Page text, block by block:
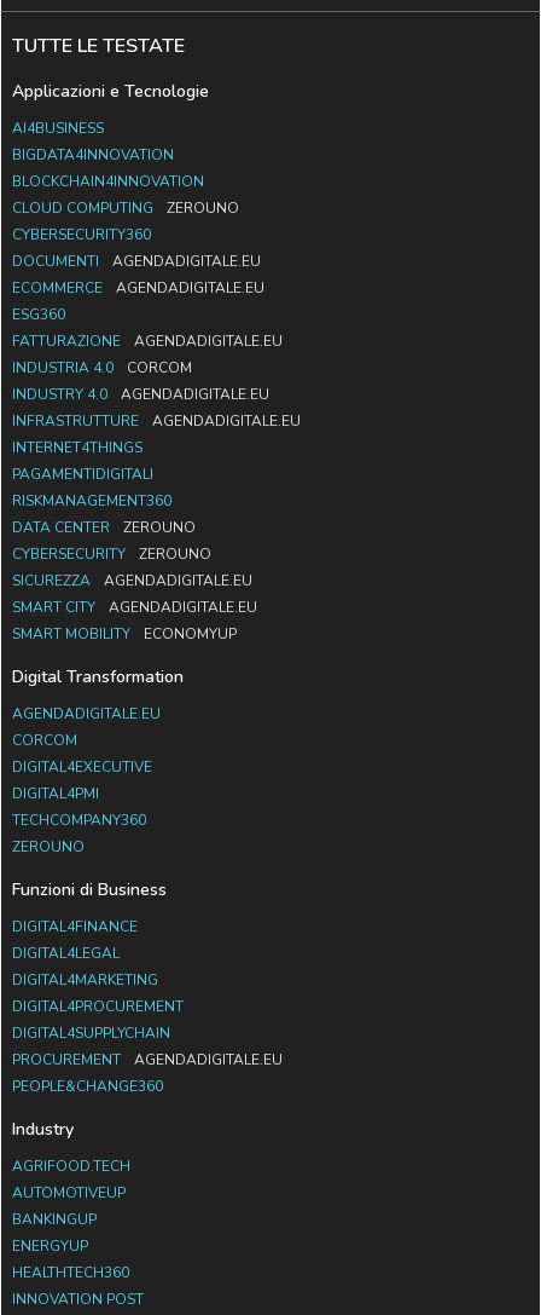
TUTTE LE TESTATE
Applicazioni e Tecnologie
AI4BUSINESS
BIGDATA4INNOVATION
BLOCKCHAIN4INNOVATION
CLOUD COMPUTING
ZEROUNO
CYBERSECURITY360
DOCUMENTI
AGENDADIGITALE.EU
ECOMMERCE
AGENDADIGITALE.EU
ESG360
FATTURAZIONE
AGENDADIGITALE.EU
INDUSTRIA 4.0
CORCOM
INDUSTRY 4.0
AGENDADIGITALE.EU
INFRASTRUTTURE
AGENDADIGITALE.EU
INTERNET4THINGS
PAGAMENTIDIGITALI
RISKMANAGEMENT360
DATA CENTER
ZEROUNO
CYBERSECURITY
ZEROUNO
SICUREZZA
AGENDADIGITALE.EU
SMART CITY
AGENDADIGITALE.EU
SMART MOBILITY
ECONOMYUP
Digital Transformation
AGENDADIGITALE.EU
CORCOM
DIGITAL4EXECUTIVE
DIGITAL4PMI
TECHCOMPANY360
ZEROUNO
Funzioni di Business
DIGITAL4FINANCE
DIGITAL4LEGAL
DIGITAL4MARKETING
DIGITAL4PROCUREMENT
DIGITAL4SUPPLYCHAIN
PROCUREMENT
AGENDADIGITALE.EU
PEOPLE&CHANGE360
Industry
AGRIFOOD.TECH
AUTOMOTIVEUP
BANKINGUP
ENERGYUP
HEALTHTECH360
INNOVATION POST